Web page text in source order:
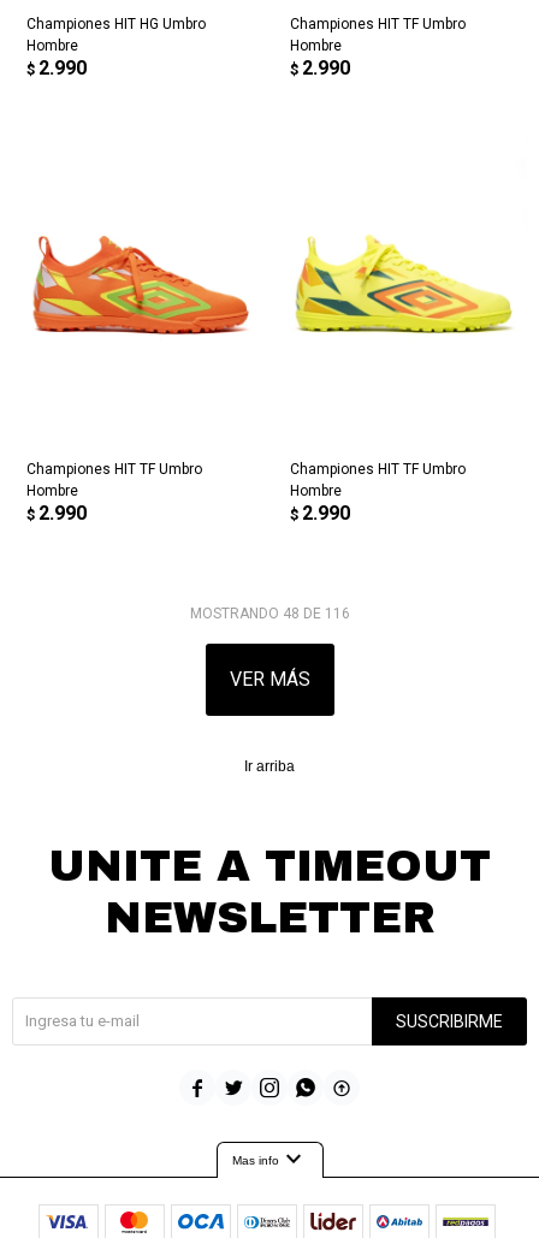
Championes HIT HG Umbro
Hombre
$ 2.990
Championes HIT TF Umbro
Hombre
$ 2.990
Championes HIT TF Umbro
Hombre
$ 2.990
Championes HIT TF Umbro
Hombre
$ 2.990
MOSTRANDO 48 DE 116
VER MÁS
Ir arriba
UNITE A TIMEOUT
NEWSLETTER
SUSCRIBIRME
    
Mas infoexpand_more